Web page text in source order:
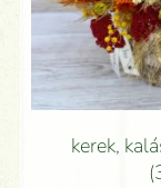
kerek,